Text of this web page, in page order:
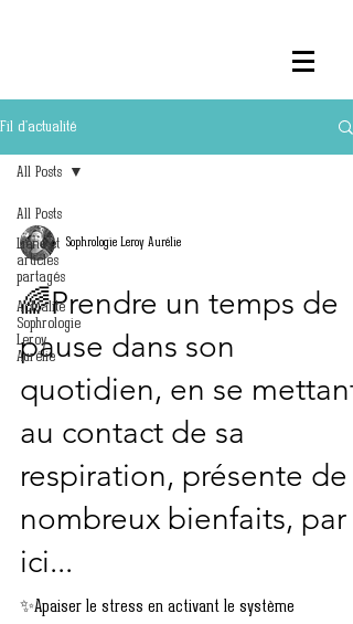
Fil d'actualité
All Posts
Liens et
articles
partagés
Actualité
Sophrologie
Leroy
Aurélie
All Posts
Sophrologie Leroy Aurélie
🌈Prendre un temps de
pause dans son
quotidien, en se mettant
au contact de sa
respiration, présente de
nombreux bienfaits, par
ici...
✨Apaiser le stress en activant le système